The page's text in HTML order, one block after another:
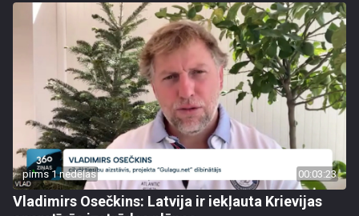
pirms 1 nedēļas 00:03:23
Vladimirs Osečkins: Latvija ir iekļauta Krievijas